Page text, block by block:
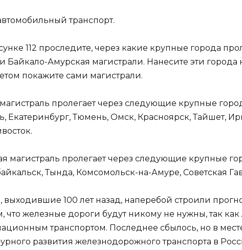
транспорт.
112 проследите, через какие крупные города
Байкало-Амурская магистрали. Нанесите эти города
покажите сами магистрали.
пролегает через следующие крупные
Екатеринбург, Тюмень, Омск, Красноярск, Тайшет,
магистраль пролегает через следующие крупные
Тында, Комсомольск-на-Амуре, Советская
выходившие 100 лет назад, наперебой строили
что железные дороги будут никому не нужны, так
транспортом. Последнее сбылось, но в
развития железнодорожного транспорта в